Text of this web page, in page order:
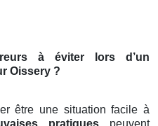
à éviter lors d’un
Oissery ?
être une situation facile à
pratiques peuvent